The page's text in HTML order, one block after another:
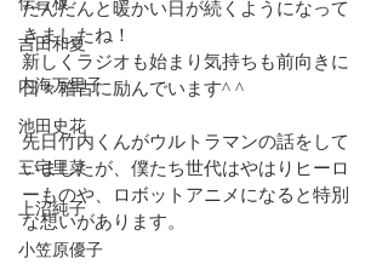
吉田和夏
内海万里子
池田史花
三宅里菜
上沼純子
小笠原優子
だんだんと暖かい日が続くようになって
きましたね！
新しくラジオも始まり気持ちも前向きに
日々稽古に励んでいます^ ^
先日竹内くんがウルトラマンの話をして
いましたが、僕たち世代はやはりヒーロ
ーものや、ロボットアニメになると特別
な想いがあります。